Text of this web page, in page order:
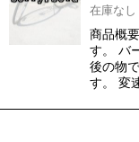
在庫なし
商品概
す。 バ
後の物
す。 変